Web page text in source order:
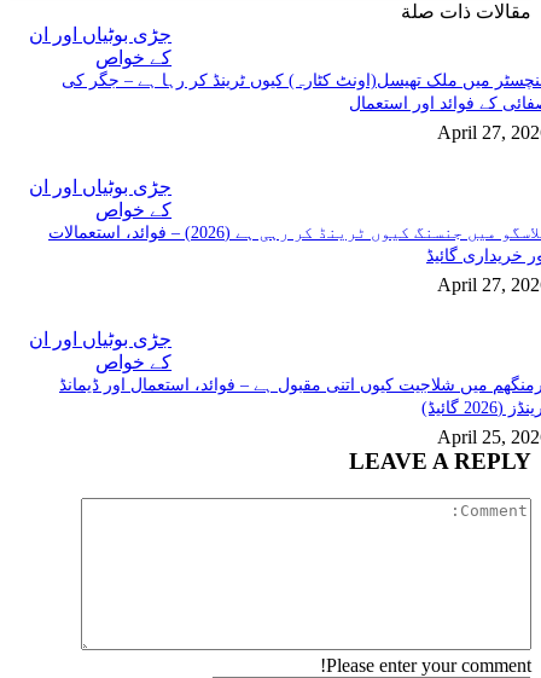
مقالات ذات صلة
جڑی بوٹیاں اور ان
کے خواص
میں ملک تھیسل(اونٹ کٹارہ) کیوں ٹرینڈ کر رہا ہے – جگر کی
کے فوائد اور استعمال
April 27,
جڑی بوٹیاں اور ان
کے خواص
گلاسگو میں جنسنگ کیوں ٹرینڈ کر رہی ہے (2026) – فوائد، استعمالات
خریداری گائیڈ
April 27,
جڑی بوٹیاں اور ان
کے خواص
میں شلاجیت کیوں اتنی مقبول ہے – فوائد، استعمال اور ڈیمانڈ
(2026 گائیڈ)
April 25,
LEAVE A REPLY
Please enter your comment!